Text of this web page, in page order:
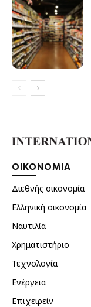
ΟΙΚΟΝΟΜΙΑ
Διεθνής οικονομία
Ελληνική οικονομία
Ναυτιλία
Χρηματιστήριο
Τεχνολογία
Ενέργεια
Επιχειρείν